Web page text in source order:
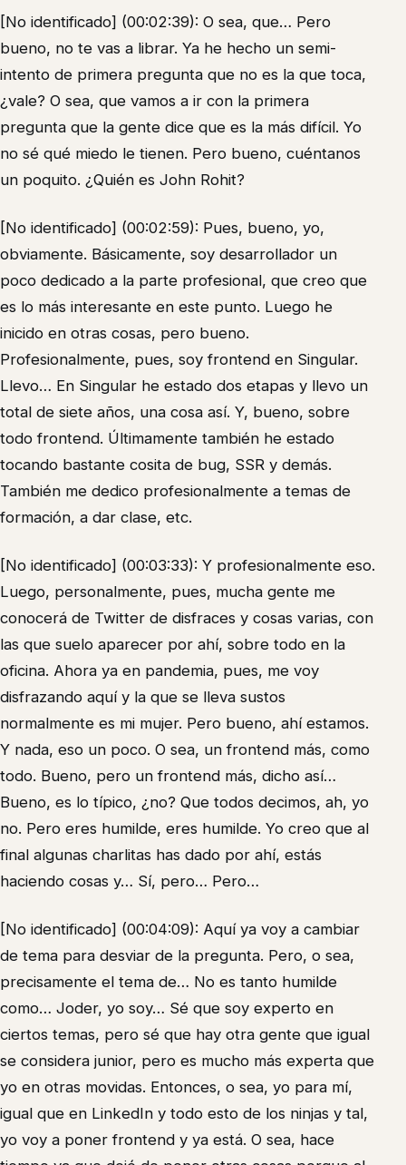
[No identificado] (00:02:39): O sea, que… Pero
bueno, no te vas a librar. Ya he hecho un semi-
intento de primera pregunta que no es la que toca,
¿vale? O sea, que vamos a ir con la primera
pregunta que la gente dice que es la más difícil. Yo
no sé qué miedo le tienen. Pero bueno, cuéntanos
un poquito. ¿Quién es John Rohit?
[No identificado] (00:02:59): Pues, bueno, yo,
obviamente. Básicamente, soy desarrollador un
poco dedicado a la parte profesional, que creo que
es lo más interesante en este punto. Luego he
inicido en otras cosas, pero bueno.
Profesionalmente, pues, soy frontend en Singular.
Llevo… En Singular he estado dos etapas y llevo un
total de siete años, una cosa así. Y, bueno, sobre
todo frontend. Últimamente también he estado
tocando bastante cosita de bug, SSR y demás.
También me dedico profesionalmente a temas de
formación, a dar clase, etc.
[No identificado] (00:03:33): Y profesionalmente eso.
Luego, personalmente, pues, mucha gente me
conocerá de Twitter de disfraces y cosas varias, con
las que suelo aparecer por ahí, sobre todo en la
oficina. Ahora ya en pandemia, pues, me voy
disfrazando aquí y la que se lleva sustos
normalmente es mi mujer. Pero bueno, ahí estamos.
Y nada, eso un poco. O sea, un frontend más, como
todo. Bueno, pero un frontend más, dicho así…
Bueno, es lo típico, ¿no? Que todos decimos, ah, yo
no. Pero eres humilde, eres humilde. Yo creo que al
final algunas charlitas has dado por ahí, estás
haciendo cosas y… Sí, pero… Pero…
[No identificado] (00:04:09): Aquí ya voy a cambiar
de tema para desviar de la pregunta. Pero, o sea,
precisamente el tema de… No es tanto humilde
como… Joder, yo soy… Sé que soy experto en
ciertos temas, pero sé que hay otra gente que igual
se considera junior, pero es mucho más experta que
yo en otras movidas. Entonces, o sea, yo para mí,
igual que en LinkedIn y todo esto de los ninjas y tal,
yo voy a poner frontend y ya está. O sea, hace